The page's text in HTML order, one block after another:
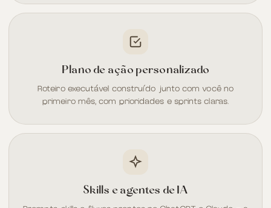
Plano de ação personalizado
Roteiro executável construído junto com você no
primeiro mês, com prioridades e sprints claras.
Skills e agentes de IA